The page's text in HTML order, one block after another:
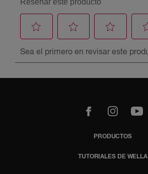
PRODUCTOS
TUTORIALES DE WELLA